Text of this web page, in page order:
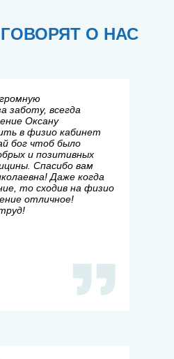
О НАС
заботу, всегда
Оксану
в физио кабинет
бог чтоб было
и позитивных
Спасибо вам
Даже когда
то сходив на физио
отличное!